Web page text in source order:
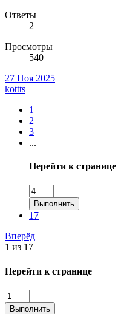
Ответы
2
Просмотры
540
27 Ноя 2025
kottts
1
2
3
...
Перейти к странице
Выполнить
17
Вперёд
1 из 17
Перейти к странице
Выполнить